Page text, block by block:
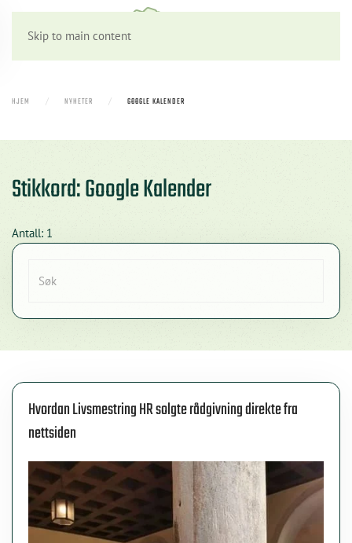
Skip to main content
HJEM NYHETER GOOGLE KALENDER
Stikkord: Google Kalender
Antall: 1
Hvordan Livsmestring HR solgte rådgivning direkte fra
nettsiden